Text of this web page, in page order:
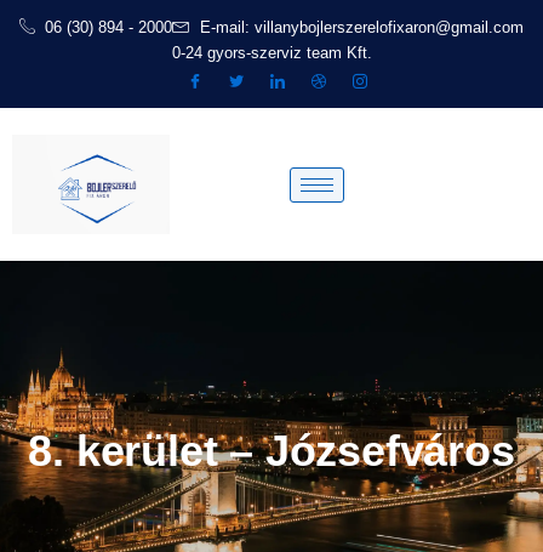
Skip
06 (30) 894 - 2000
E-mail: villanybojlerszerelofixaron@gmail.com
0-24 gyors-szerviz team Kft.
8. kerület – Józsefváros